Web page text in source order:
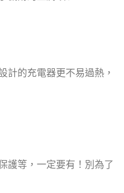
計的充電器更不易過熱，
護等，一定要有！別為了